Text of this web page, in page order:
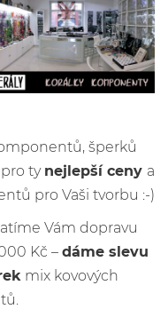
šperků
ty nejlepší ceny a
pro Vaši tvorbu :-)
Vám dopravu
Kč – dáme slevu
mix kovových